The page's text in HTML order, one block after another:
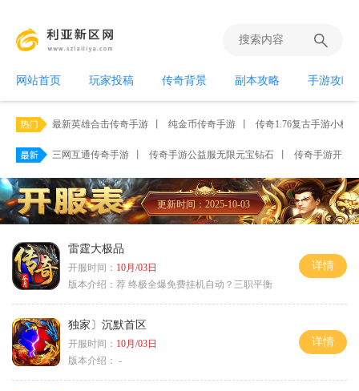
网站首页 玩家投稿 传奇背景 副本攻略 手游攻略
最新英雄合击传奇手游 纯金币传奇手游 传奇1.76复古手游小极品
三网互通传奇手游 传奇手游公益服无限元宝钻石 传奇手游开服
更新时间：2025-10-03
雷霆大极品
开服时间： 10月/03日
版本介绍： 荐 终极全爆免费挂机自动？三职平衡
详情
独家〕沉默首区
开服时间： 10月/03日
版本介绍： -
详情